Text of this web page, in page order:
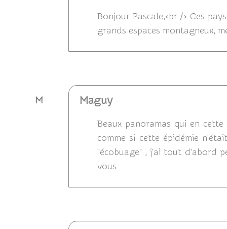
Bonjour Pascale,<br /> Ces
grands espaces montagneux,
M Maguy
Beaux panoramas qui en
comme si cette épidémie
"écobuage" , j'ai tout d'abord
vous